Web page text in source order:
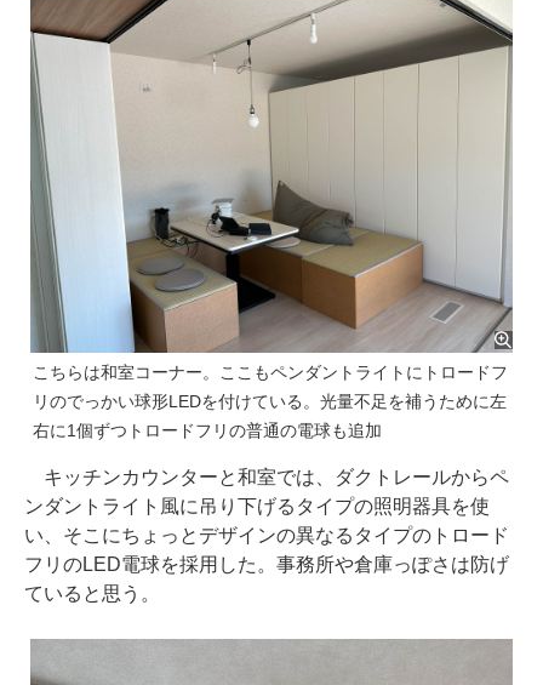
こちらは和室コーナー。ここもペンダントライトにトロードフ
リのでっかい球形LEDを付けている。光量不足を補うために左
右に1個ずつトロードフリの普通の電球も追加
キッチンカウンターと和室では、ダクトレールからペ
ンダントライト風に吊り下げるタイプの照明器具を使
い、そこにちょっとデザインの異なるタイプのトロード
フリのLED電球を採用した。事務所や倉庫っぽさは防げ
ていると思う。